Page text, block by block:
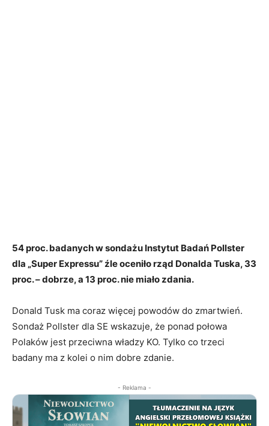
54 proc. badanych w sondażu Instytut Badań Pollster
dla „Super Expressu” źle oceniło rząd Donalda Tuska, 33
proc. – dobrze, a 13 proc. nie miało zdania.
Donald Tusk ma coraz więcej powodów do zmartwień.
Sondaż Pollster dla SE wskazuje, że ponad połowa
Polaków jest przeciwna władzy KO. Tylko co trzeci
badany ma z kolei o nim dobre zdanie.
- Reklama -